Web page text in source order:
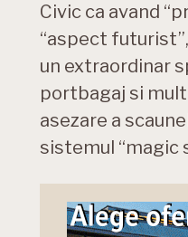
Civic ca avand
“aspect
un extraordinar
portbagaj si
asezare a
sistemul “magic